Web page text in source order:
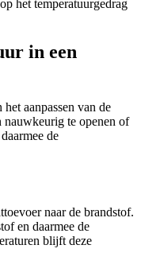
het temperatuurgedrag
in een
aanpassen van de
te openen of
de
naar de brandstof.
en daarmee de
blijft deze